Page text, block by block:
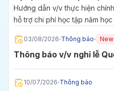
2027
Hướng dẫn v/v thực hiện
hỗ trợ chi phí học tập năm
03/08/2026 Thông báo New
Thông báo v/v nghỉ lễ
10/07/2026 Thông báo